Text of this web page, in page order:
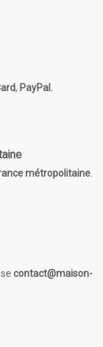
, PayPal.
métropolitaine.
contact@maison-